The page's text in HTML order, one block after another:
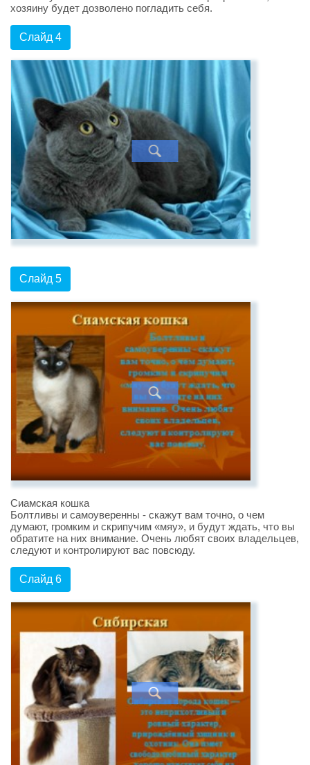
хозяину будет дозволено погладить себя.
Слайд 4
Слайд 5
Сиамская кошка
Болтливы и самоуверенны - скажут вам точно, о чем
думают, громким и скрипучим «мяу», и будут ждать, что вы
обратите на них внимание. Очень любят своих владельцев,
следуют и контролируют вас повсюду.
Слайд 6